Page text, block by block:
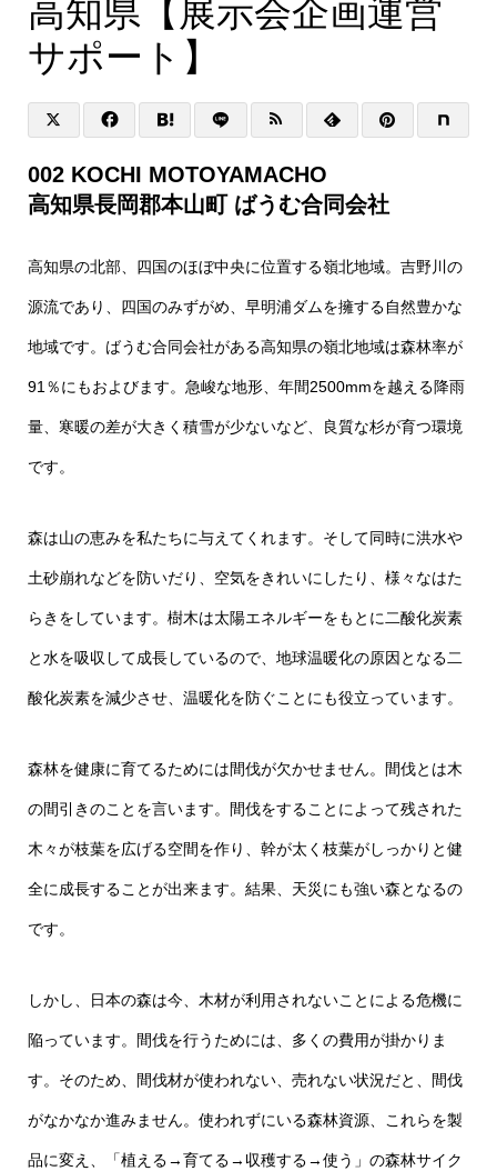
高知県【展示会企画運営
サポート】
002 KOCHI MOTOYAMACHO
高知県⻑岡郡本山町 ばうむ合同会社
高知県の北部、四国のほぼ中央に位置する嶺北地域。吉野川の
源流であり、四国のみずがめ、早明浦ダムを擁する自然豊かな
地域です。ばうむ合同会社がある高知県の嶺北地域は森林率が
91％にもおよびます。急峻な地形、年間2500mmを越える降雨
量、寒暖の差が大きく積雪が少ないなど、良質な杉が育つ環境
です。
森は山の恵みを私たちに与えてくれます。そして同時に洪水や
土砂崩れなどを防いだり、空気をきれいにしたり、様々なはた
らきをしています。樹木は太陽エネルギーをもとに二酸化炭素
と水を吸収して成長しているので、地球温暖化の原因となる二
酸化炭素を減少させ、温暖化を防ぐことにも役立っています。
森林を健康に育てるためには間伐が欠かせません。間伐とは木
の間引きのことを言います。間伐をすることによって残された
木々が枝葉を広げる空間を作り、幹が太く枝葉がしっかりと健
全に成長することが出来ます。結果、天災にも強い森となるの
です。
しかし、日本の森は今、木材が利用されないことによる危機に
陥っています。間伐を行うためには、多くの費用が掛かりま
す。そのため、間伐材が使われない、売れない状況だと、間伐
がなかなか進みません。使われずにいる森林資源、これらを製
品に変え、「植える→育てる→収穫する→使う」の森林サイク